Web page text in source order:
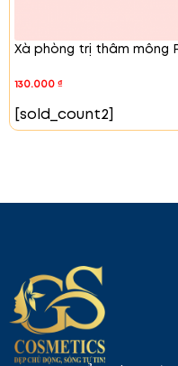
Không sử dụng
Xà phòng trị thâm mông
130.000₫
[sold_count2]